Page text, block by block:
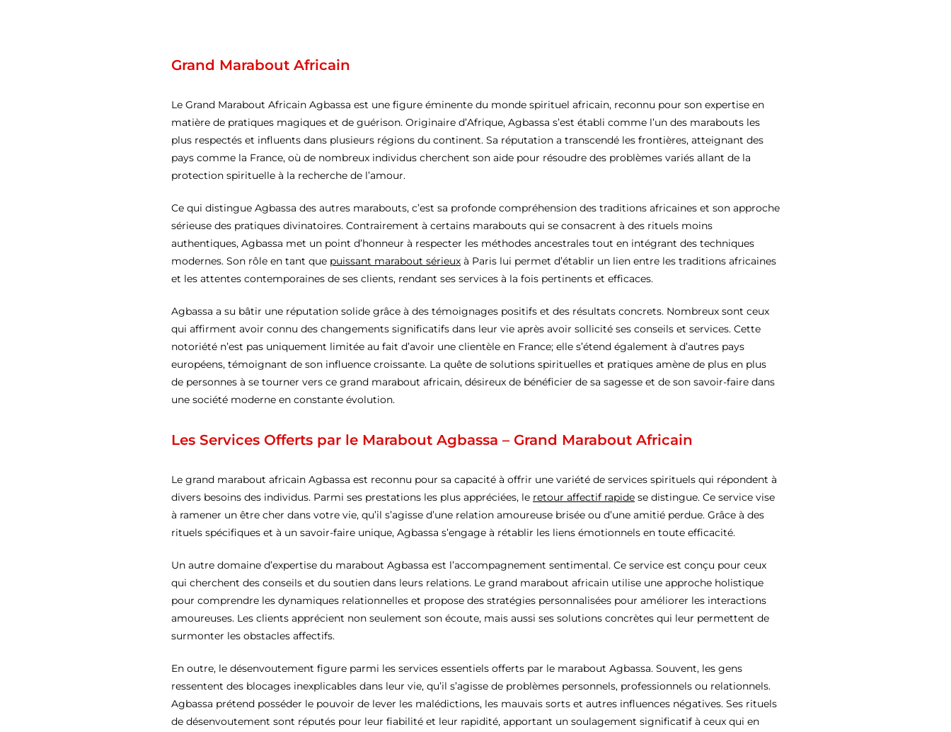
Grand Marabout Africain
Le Grand Marabout Africain Agbassa est une figure éminente du monde spirituel africain, reconnu pour son expertise en
matière de pratiques magiques et de guérison. Originaire d’Afrique, Agbassa s’est établi comme l’un des marabouts les
plus respectés et influents dans plusieurs régions du continent. Sa réputation a transcendé les frontières, atteignant des
pays comme la France, où de nombreux individus cherchent son aide pour résoudre des problèmes variés allant de la
protection spirituelle à la recherche de l’amour.
Ce qui distingue Agbassa des autres marabouts, c’est sa profonde compréhension des traditions africaines et son approche
sérieuse des pratiques divinatoires. Contrairement à certains marabouts qui se consacrent à des rituels moins
authentiques, Agbassa met un point d’honneur à respecter les méthodes ancestrales tout en intégrant des techniques
modernes. Son rôle en tant que puissant marabout sérieux à Paris lui permet d’établir un lien entre les traditions africaines
et les attentes contemporaines de ses clients, rendant ses services à la fois pertinents et efficaces.
Agbassa a su bâtir une réputation solide grâce à des témoignages positifs et des résultats concrets. Nombreux sont ceux
qui affirment avoir connu des changements significatifs dans leur vie après avoir sollicité ses conseils et services. Cette
notoriété n’est pas uniquement limitée au fait d’avoir une clientèle en France; elle s’étend également à d’autres pays
européens, témoignant de son influence croissante. La quête de solutions spirituelles et pratiques amène de plus en plus
de personnes à se tourner vers ce grand marabout africain, désireux de bénéficier de sa sagesse et de son savoir-faire dans
une société moderne en constante évolution.
Les Services Offerts par le Marabout Agbassa – Grand Marabout Africain
Le grand marabout africain Agbassa est reconnu pour sa capacité à offrir une variété de services spirituels qui répondent à
divers besoins des individus. Parmi ses prestations les plus appréciées, le retour affectif rapide se distingue. Ce service vise
à ramener un être cher dans votre vie, qu’il s’agisse d’une relation amoureuse brisée ou d’une amitié perdue. Grâce à des
rituels spécifiques et à un savoir-faire unique, Agbassa s’engage à rétablir les liens émotionnels en toute efficacité.
Un autre domaine d’expertise du marabout Agbassa est l’accompagnement sentimental. Ce service est conçu pour ceux
qui cherchent des conseils et du soutien dans leurs relations. Le grand marabout africain utilise une approche holistique
pour comprendre les dynamiques relationnelles et propose des stratégies personnalisées pour améliorer les interactions
amoureuses. Les clients apprécient non seulement son écoute, mais aussi ses solutions concrètes qui leur permettent de
surmonter les obstacles affectifs.
En outre, le désenvoutement figure parmi les services essentiels offerts par le marabout Agbassa. Souvent, les gens
ressentent des blocages inexplicables dans leur vie, qu’il s’agisse de problèmes personnels, professionnels ou relationnels.
Agbassa prétend posséder le pouvoir de lever les malédictions, les mauvais sorts et autres influences négatives. Ses rituels
de désenvoutement sont réputés pour leur fiabilité et leur rapidité, apportant un soulagement significatif à ceux qui en